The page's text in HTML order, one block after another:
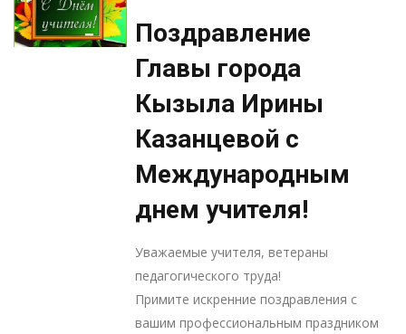
Поздравление
Главы города
Кызыла Ирины
Казанцевой с
Международным
днем учителя!
Уважаемые учителя, ветераны
педагогического труда!
Примите искренние поздравления с
вашим профессиональным праздником